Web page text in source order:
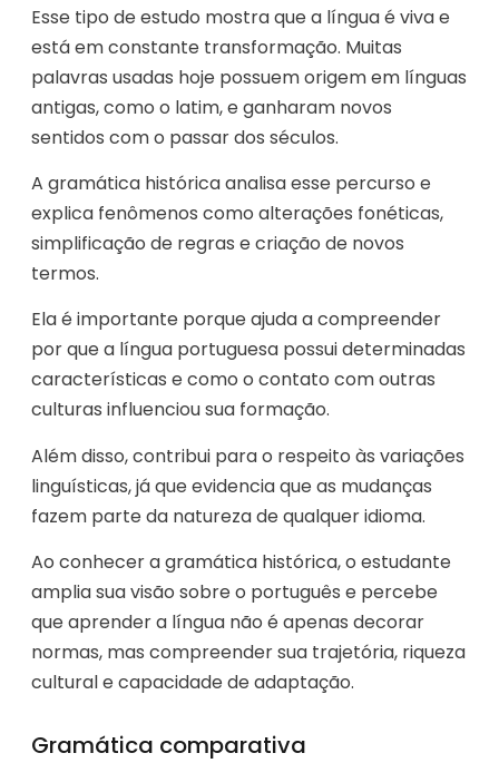
Esse tipo de estudo mostra que a língua é viva e
está em constante transformação. Muitas
palavras usadas hoje possuem origem em línguas
antigas, como o latim, e ganharam novos
sentidos com o passar dos séculos.
A gramática histórica analisa esse percurso e
explica fenômenos como alterações fonéticas,
simplificação de regras e criação de novos
termos.
Ela é importante porque ajuda a compreender
por que a língua portuguesa possui determinadas
características e como o contato com outras
culturas influenciou sua formação.
Além disso, contribui para o respeito às variações
linguísticas, já que evidencia que as mudanças
fazem parte da natureza de qualquer idioma.
Ao conhecer a gramática histórica, o estudante
amplia sua visão sobre o português e percebe
que aprender a língua não é apenas decorar
normas, mas compreender sua trajetória, riqueza
cultural e capacidade de adaptação.
Gramática comparativa